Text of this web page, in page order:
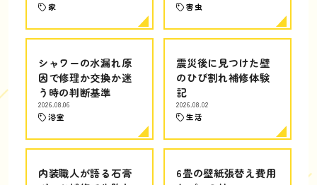
家 害虫
シャワーの水漏れ原
因で修理か交換か迷
う時の判断基準
2026.08.06
浴室
震災後に見つけた壁
のひび割れ補修体験
記
2026.08.02
生活
内装職人が語る石膏
6畳の壁紙張替え費用